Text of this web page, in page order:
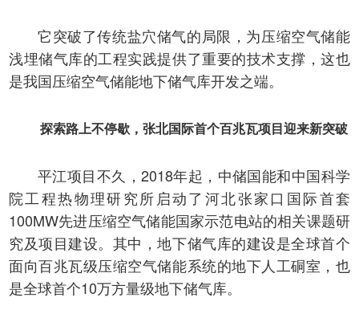
它突破了传统盐穴储气的局限，为压缩空气储能
浅埋储气库的工程实践提供了重要的技术支撑，这也
是我国压缩空气储能地下储气库开发之端。
探索路上不停歇，张北国际首个百兆瓦项目迎来新突破
平江项目不久，2018年起，中储国能和中国科学
院工程热物理研究所启动了河北张家口国际首套
100MW先进压缩空气储能国家示范电站的相关课题研
究及项目建设。其中，地下储气库的建设是全球首个
面向百兆瓦级压缩空气储能系统的地下人工硐室，也
是全球首个10万方量级地下储气库。